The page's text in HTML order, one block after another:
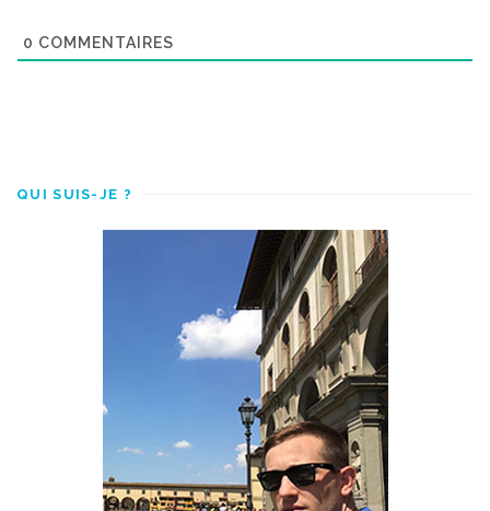
0 COMMENTAIRES
QUI SUIS-JE ?